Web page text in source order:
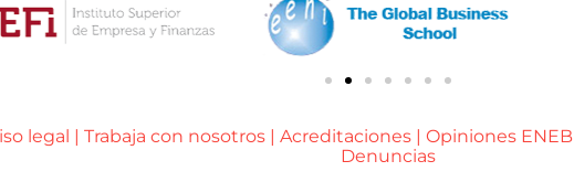
legal | Trabaja con nosotros | Acreditaciones | Opiniones ENEB
Denuncias